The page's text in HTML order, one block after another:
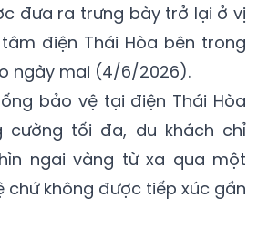
đưa ra trưng bày trở lại ở vị
điện Thái Hòa bên trong
ngày mai (4/6/2026).
bảo vệ tại điện Thái Hòa
cường tối đa, du khách chỉ
ngai vàng từ xa qua một
chứ không được tiếp xúc gần